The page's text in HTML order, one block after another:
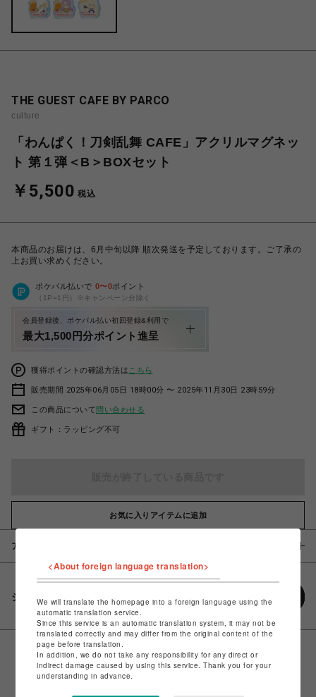
THE GUEST CAFE BY PARCO
culture
「わんぱく！刀剣乱舞 CAFE」アクリルマグネッ
ト 第１弾＜B＞BOXセット
￥5,500 税込
本商品のお届けは、6月中旬以降 順次発送を予定しております。ご了承の
上お買い求めください。
ポケパル払いで 0〜0ポイント
（1P=1円）※キャンペーン分除く
会員登録後、ポケパル払い初回登録&利用で
最大1,500円分ポイント進呈
獲得ポイントの確認方法は こちら
販売期間 2025年06月05日 18時00分 〜 2025年11月30日 23時59分
この商品について問い合わせる
ギフト：ラッピング不可
お気に入りアイテムに追加
アイテム説明 / 素材
シェアする
<About foreign language translation>
We will translate the homepage into a foreign language using the
automatic translation service.
Since this service is an automatic translation system, it may not be
translated correctly and may differ from the original content of the
page before translation.
In addition, we do not take any responsibility for any direct or
indirect damage caused by using this service. Thank you for your
understanding in advance.